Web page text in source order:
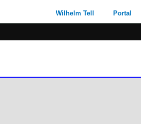
Wilhelm Tell Portal